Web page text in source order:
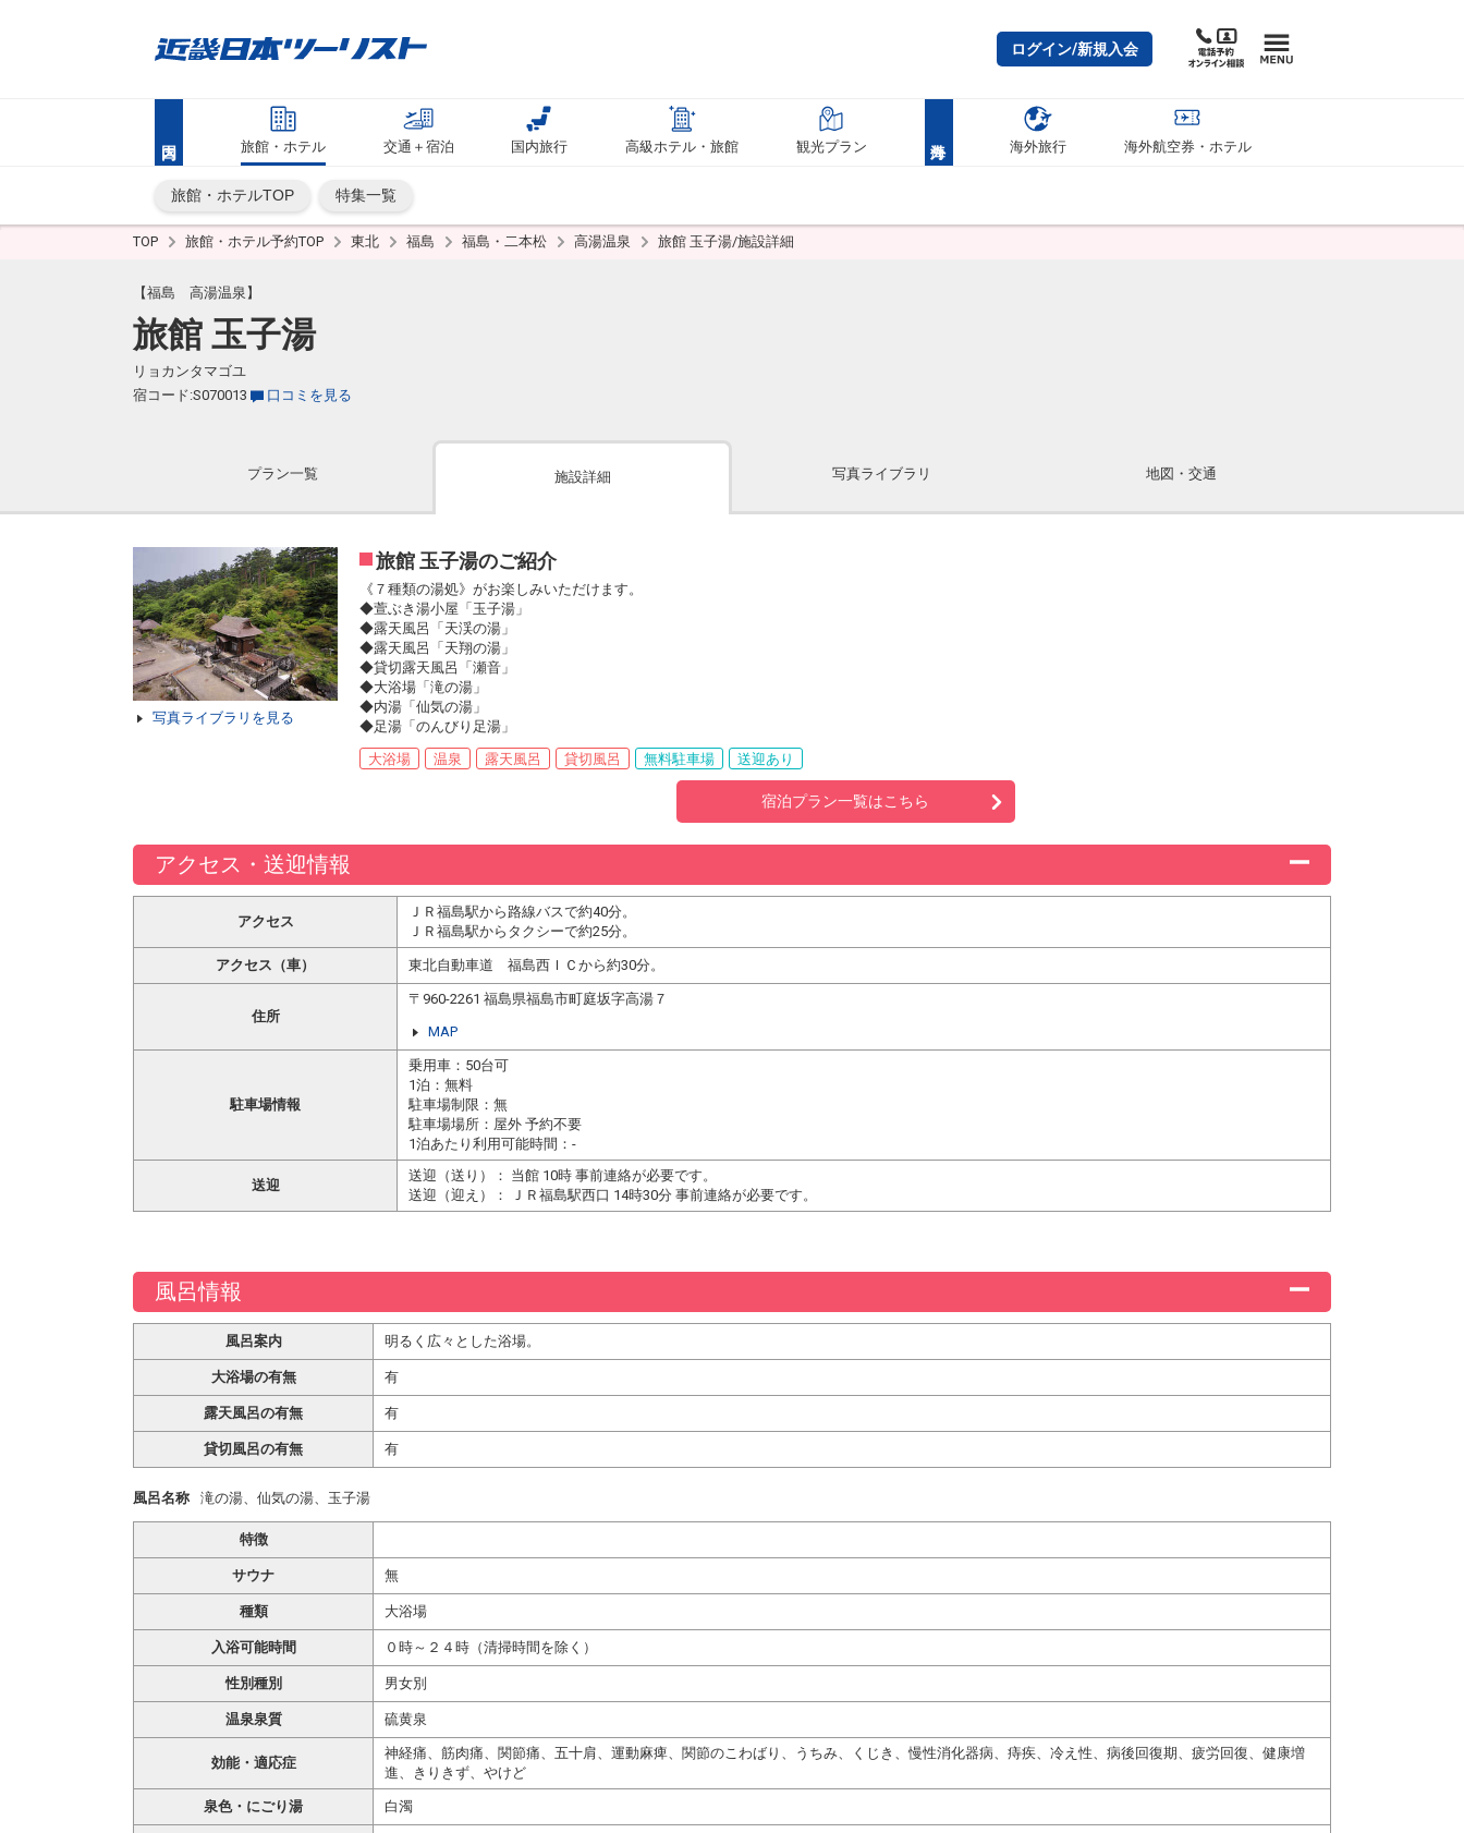
ログイン/新規入会
旅館・ホテル 交通＋宿泊 国内旅行 高級ホテル・旅館 観光プラン 海外旅行 海外航空券・ホテル
旅館・ホテルTOP 特集一覧
TOP 旅館・ホテル予約TOP 東北 福島 福島・二本松 高湯温泉 旅館 玉子湯/施設詳細
【福島 高湯温泉】
旅館 玉子湯
リョカンタマゴユ
宿コード:S070013
口コミを見る
プラン一覧 施設詳細 写真ライブラリ 地図・交通
写真ライブラリを見る
旅館 玉子湯のご紹介
《７種類の湯処》がお楽しみいただけます。
◆萱ぶき湯小屋「玉子湯」
◆露天風呂「天渓の湯」
◆露天風呂「天翔の湯」
◆貸切露天風呂「瀬音」
◆大浴場「滝の湯」
◆内湯「仙気の湯」
◆足湯「のんびり足湯」
大浴場
温泉 露天風呂 貸切風呂 無料駐車場 送迎あり
宿泊プラン一覧はこちら
アクセス・送迎情報
アクセス
ＪＲ福島駅から路線バスで約40分。
ＪＲ福島駅からタクシーで約25分。
アクセス（車） 東北自動車道 福島西ＩＣから約30分。
住所
〒960-2261 福島県福島市町庭坂字高湯７
MAP
駐車場情報
乗用車：50台可
1泊：無料
駐車場制限：無
駐車場場所：屋外 予約不要
1泊あたり利用可能時間：-
送迎
送迎（送り）： 当館 10時 事前連絡が必要です。
送迎（迎え）： ＪＲ福島駅西口 14時30分 事前連絡が必要です。
風呂情報
風呂案内 明るく広々とした浴場。
大浴場の有無 有
露天風呂の有無 有
貸切風呂の有無 有
風呂名称 滝の湯、仙気の湯、玉子湯
特徴
サウナ 無
種類 大浴場
入浴可能時間 ０時～２４時（清掃時間を除く）
性別種別 男女別
温泉泉質 硫黄泉
効能・適応症
神経痛、筋肉痛、関節痛、五十肩、運動麻痺、関節のこわばり、うちみ、くじき、慢性消化器病、痔疾、冷え性、病後回復期、疲労回復、健康増
進、きりきず、やけど
泉色・にごり湯 白濁